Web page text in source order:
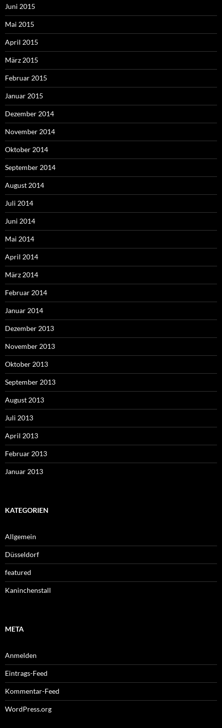
Juni 2015
Mai 2015
April 2015
März 2015
Februar 2015
Januar 2015
Dezember 2014
November 2014
Oktober 2014
September 2014
August 2014
Juli 2014
Juni 2014
Mai 2014
April 2014
März 2014
Februar 2014
Januar 2014
Dezember 2013
November 2013
Oktober 2013
September 2013
August 2013
Juli 2013
April 2013
Februar 2013
Januar 2013
KATEGORIEN
Allgemein
Düsseldorf
featured
Kaninchenstall
META
Anmelden
Eintrags-Feed
Kommentar-Feed
WordPress.org